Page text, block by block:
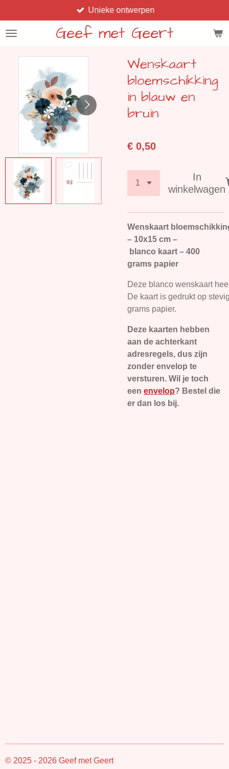
direct
naar
hoofdinhoud
Geef met Geert
Unieke ontwerpen
Wenskaart
bloemschikking
in blauw en
bruin
€ 0,50
In
winkelwagen
Wenskaart
– 10x15 cm –
blanco kaart – 400
grams papier
Deze blanco wenskaart
De kaart is gedrukt op
grams papier.
Deze kaarten hebben
aan de achterkant
adresregels, dus zijn
zonder envelop te
versturen. Wil je toch
een envelop? Bestel die
er dan los bij.
© 2025 - 2026 Geef met Geert